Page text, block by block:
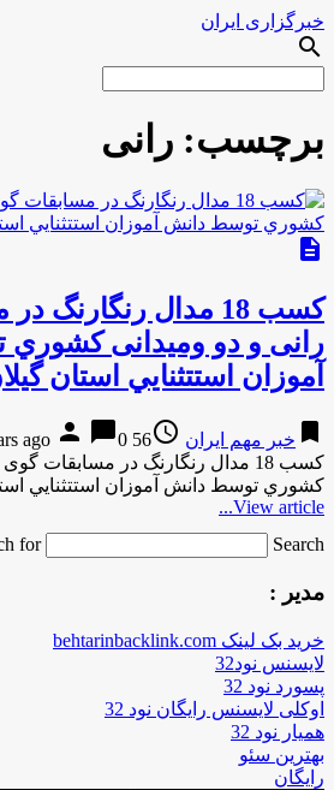
خبرگزاری ایران
search
برچسب: رانی
description
كسب 18 مدال
رانی و دو ومیدانی
آموزان استتثنايي استان
bookmark خبر مهم ایران access_time
56 years ago
person chat_bubble0
كسب 18 مدال رنگارنگ در مسابقات
کشوري توسط دانش آموزان استتثنايي
View article...
for
Search …
مدیر :
خرید بک لینک behtarinbacklink.com
لایسنس نود32
پسورد نود 32
اوکلی لایسنس رایگان نود 32
همیار نود 32
بهترین سئو
رایگان